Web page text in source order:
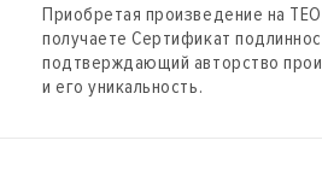
Приобретая произведение на
получаете Сертификат
подтверждающий авторство
и его уникальность.